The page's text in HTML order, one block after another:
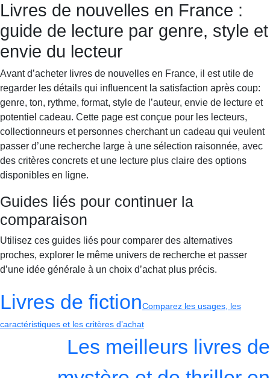
Books & Dreams
fiction
Romance Biographie
Livres de nouvelles en France :
guide de lecture par genre, style et
envie du lecteur
Avant d’acheter livres de nouvelles en France, il est utile de
regarder les détails qui influencent la satisfaction après coup:
genre, ton, rythme, format, style de l’auteur, envie de lecture et
potentiel cadeau. Cette page est conçue pour les lecteurs,
collectionneurs et personnes cherchant un cadeau qui veulent
passer d’une recherche large à une sélection raisonnée, avec
des critères concrets et une lecture plus claire des options
disponibles en ligne.
Guides liés pour continuer la
comparaison
Utilisez ces guides liés pour comparer des alternatives
proches, explorer le même univers de recherche et passer
d’une idée générale à un choix d’achat plus précis.
Livres de fictionComparez les usages, les
caractéristiques et les critères d’achat
Les meilleurs livres de